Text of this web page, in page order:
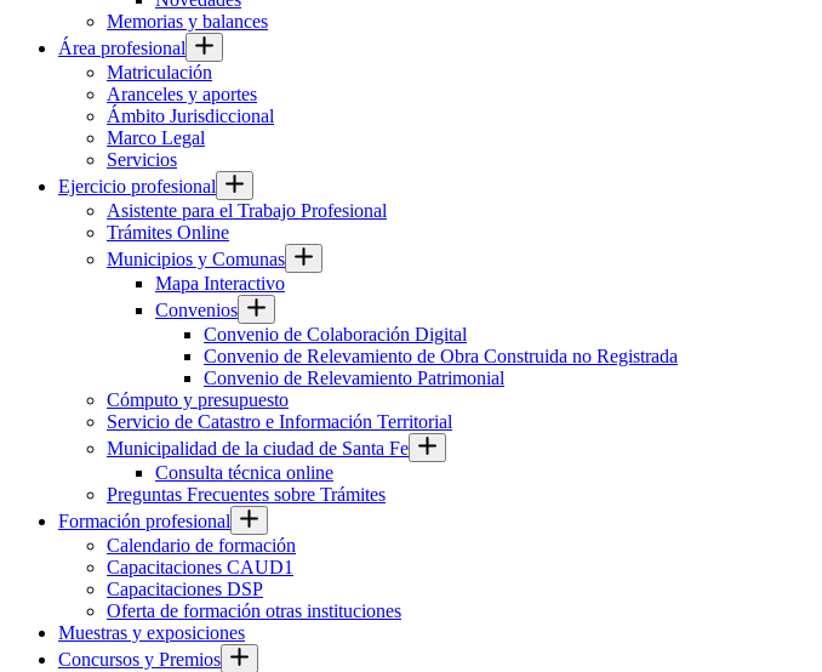
Memorias y balances
Área profesional
Matriculación
Aranceles y aportes
Ámbito Jurisdiccional
Marco Legal
Servicios
Ejercicio profesional
Asistente para el Trabajo Profesional
Trámites Online
Municipios y Comunas
Mapa Interactivo
Convenios
Convenio de Colaboración Digital
Convenio de Relevamiento de Obra Construida no Registrada
Convenio de Relevamiento Patrimonial
Cómputo y presupuesto
Servicio de Catastro e Información Territorial
Municipalidad de la ciudad de Santa Fe
Consulta técnica online
Preguntas Frecuentes sobre Trámites
Formación profesional
Calendario de formación
Capacitaciones CAUD1
Capacitaciones DSP
Oferta de formación otras instituciones
Muestras y exposiciones
Concursos y Premios